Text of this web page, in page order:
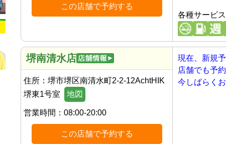
この店舗で予約する
各種サービス
堺南清水店
住所： 堺市堺区南清水町2-2-12AchtHIK
堺東1号室
地図
営業時間： 08:00-20:00
この店舗で予約する
現在、新規
店舗でも予
今しばらく